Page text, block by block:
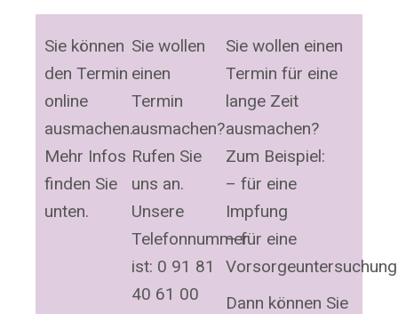
Sie können
den Termin
online
ausmachen.
Mehr Infos
finden Sie
unten.
Sie wollen
einen
Termin
ausmachen?
Rufen Sie
uns an.
Unsere
Telefonnummer
ist: 0 91 81
40 61 00
Sie wollen einen
Termin für eine
lange Zeit
ausmachen?
Zum Beispiel:
– für eine
Impfung
– für eine
Dann können Sie